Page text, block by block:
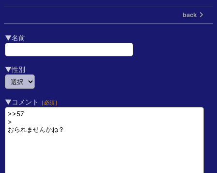
back
▼名前
▼性別
▼コメント ［必須］